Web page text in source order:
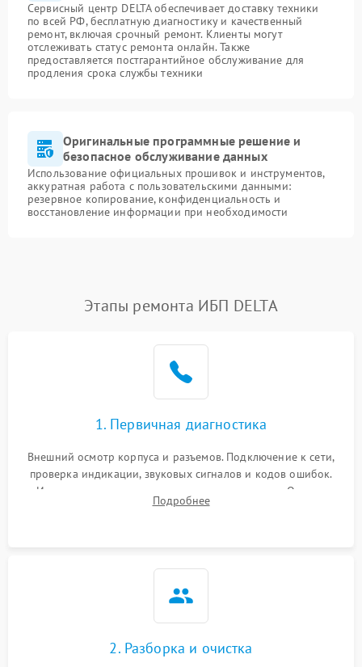
Сервисный центр DELTA обеспечивает доставку техники
по всей РФ, бесплатную диагностику и качественный
ремонт, включая срочный ремонт. Клиенты могут
отслеживать статус ремонта онлайн. Также
предоставляется постгарантийное обслуживание для
продления срока службы техники
Оригинальные программные решение и
безопасное обслуживание данных
Использование официальных прошивок и инструментов,
аккуратная работа с пользовательскими данными:
резервное копирование, конфиденциальность и
восстановление информации при необходимости
Этапы ремонта ИБП DELTA
1. Первичная диагностика
Внешний осмотр корпуса и разъемов. Подключение к сети,
проверка индикации, звуковых сигналов и кодов ошибок.
Измерение входного и выходного напряжения. Оценка
реакции ИБП на отключение основного питания без
Подробнее
2. Разборка и очистка